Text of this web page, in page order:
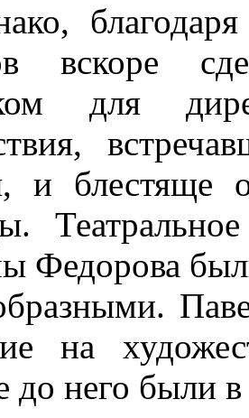
благодаря
вскоре
для
и блестяще
Федорова
на
до него были в